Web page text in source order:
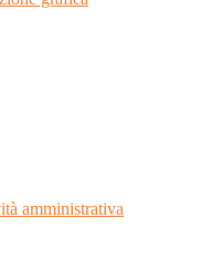
amministrativa